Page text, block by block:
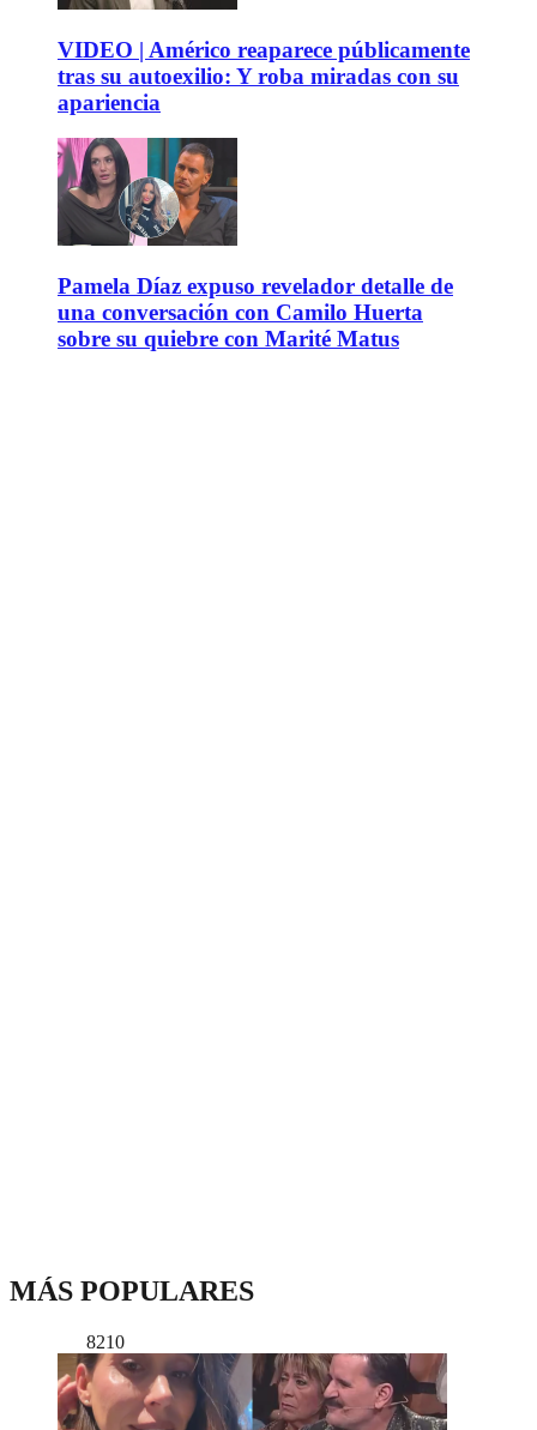
VIDEO | Américo reaparece públicamente
tras su autoexilio: Y roba miradas con su
apariencia
Pamela Díaz expuso revelador detalle de
una conversación con Camilo Huerta
sobre su quiebre con Marité Matus
MÁS POPULARES
8210